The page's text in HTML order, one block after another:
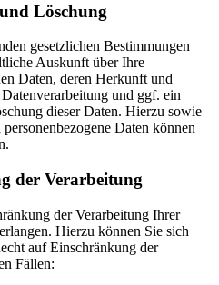
Löschung
gesetzlichen Bestimmungen
Auskunft über Ihre
Daten, deren Herkunft und
und ggf. ein
dieser Daten. Hierzu sowie
Daten können
der Verarbeitung
der Verarbeitung Ihrer
Hierzu können Sie sich
auf Einschränkung der
Fällen: